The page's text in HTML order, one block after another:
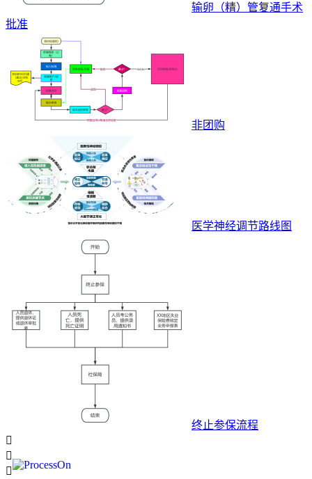
输卵（精）管复通手术
批准
非团购
医学神经调节路线图
终止参保流程


